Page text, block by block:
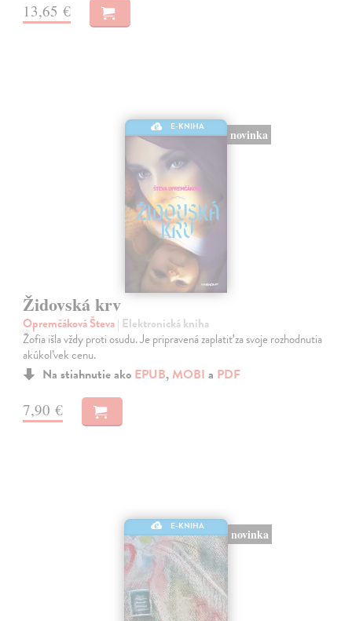
13,65 €
E-KNIHA
novinka
Židovská krv
Opremčáková Števa| Elektronická kniha
Žofia išla vždy proti osudu. Je pripravená zaplatiť za svoje rozhodnutia
akúkoľvek cenu.
Na stiahnutie ako EPUB, MOBI a PDF
7,90 €
E-KNIHA
novinka